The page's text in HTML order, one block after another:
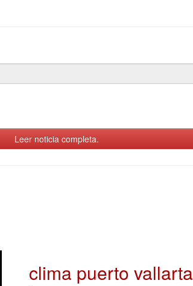
Leer noticia completa.
clima puerto vallarta